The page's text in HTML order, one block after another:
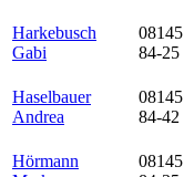
Harkebusch
Gabi
08145
84-25
Haselbauer
Andrea
08145
84-42
Hörmann
08145